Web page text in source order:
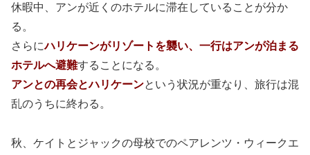
休暇中、アンが近くのホテルに滞在していることが分か
る。
さらにハリケーンがリゾートを襲い、一行はアンが泊まる
ホテルへ避難することになる。
アンとの再会とハリケーンという状況が重なり、旅行は混
乱のうちに終わる。
秋、ケイトとジャックの母校でのペアレンツ・ウィークエ